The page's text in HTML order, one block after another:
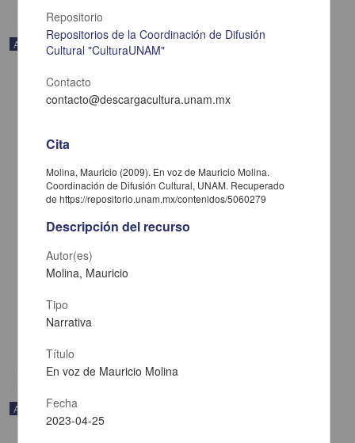
Audio
En voz de Gustavo Sainz
2023-05-11
Artes y Humanidades
Audio
Repositorio
Repositorios de la Coordinación de Difusión
Cultural "CulturaUNAM"
Contacto
contacto@descargacultura.unam.mx
Cita
Molina, Mauricio (2009). En voz de Mauricio Molina.
Coordinación de Difusión Cultural, UNAM. Recuperado
de https://repositorio.unam.mx/contenidos/5060279
Descripción del recurso
Autor(es)
Molina, Mauricio
Tipo
Narrativa
Título
En voz de Mauricio Molina
Fecha
2023-04-25